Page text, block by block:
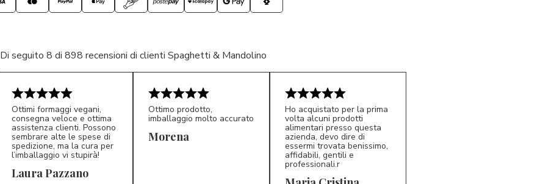
Di seguito 8 di 898 recensioni di clienti Spaghetti & Mandolino
LP
Ottimi formaggi vegani,
consegna veloce e ottima
assistenza clienti. Possono
sembrare alte le spese di
spedizione, ma la cura per
l’imballaggio vi stupirà!
Laura Pazzano
Ottimo prodotto,
imballaggio molto accurato
Morena
MC
Ho acquistato per la prima
volta alcuni prodotti
alimentari presso questa
azienda, devo dire di
essermi trovata benissimo,
affidabili, gentili e
professionali.r